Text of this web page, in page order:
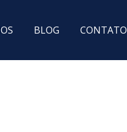
BLOG CONTATO